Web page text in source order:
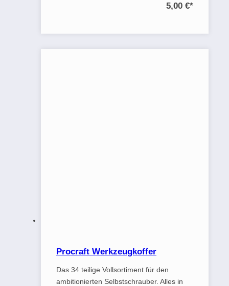
5,00 €*
Procraft Werkzeugkoffer
Das 34 teilige Vollsortiment für den
ambitionierten Selbstschrauber. Alles in